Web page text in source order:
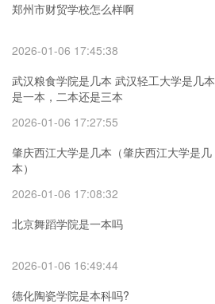
郑州市财贸学校怎么样啊
2026-01-06 17:45:38
武汉粮食学院是几本 武汉轻工大学是几本
是一本，二本还是三本
2026-01-06 17:27:55
肇庆西江大学是几本（肇庆西江大学是几
本）
2026-01-06 17:08:32
北京舞蹈学院是一本吗
2026-01-06 16:49:44
德化陶瓷学院是本科吗?